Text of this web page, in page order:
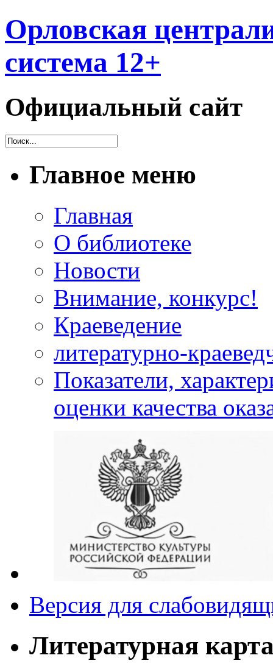
Орловская
система 12+
Официальный сайт
Главное меню
Главная
О библиотеке
Новости
Внимание, конкурс!
Краеведение
литературно-
Показатели,
оценки качества
Версия для
Литературная